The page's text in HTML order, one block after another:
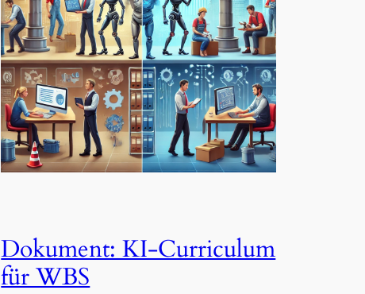
Dokument: KI-Curriculum
für WBS